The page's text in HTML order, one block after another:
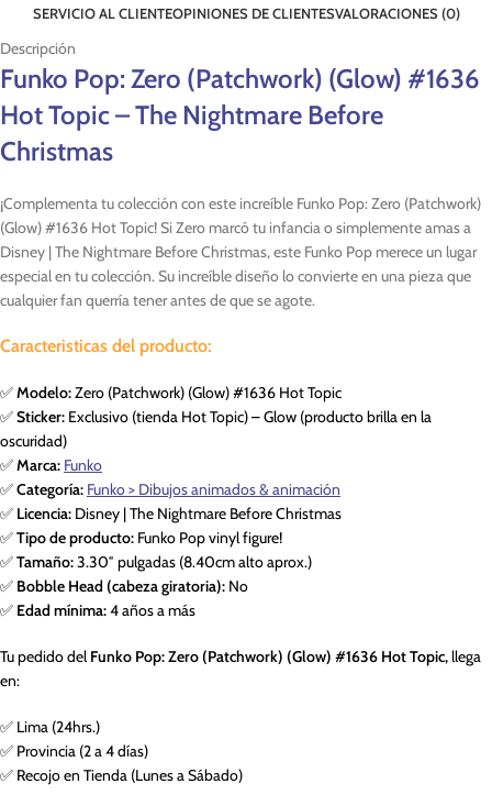
SERVICIO AL CLIENTEOPINIONES DE CLIENTESVALORACIONES (0)
Descripción
Funko Pop: Zero (Patchwork) (Glow) #1636
Hot Topic – The Nightmare Before
Christmas
¡Complementa tu colección con este increíble Funko Pop: Zero (Patchwork)
(Glow) #1636 Hot Topic! Si Zero marcó tu infancia o simplemente amas a
Disney | The Nightmare Before Christmas, este Funko Pop merece un lugar
especial en tu colección. Su increíble diseño lo convierte en una pieza que
cualquier fan querría tener antes de que se agote.
Caracteristicas del producto:
✅Modelo:Zero (Patchwork) (Glow) #1636 Hot Topic
✅Sticker: Exclusivo (tienda Hot Topic) – Glow (producto brilla en la
oscuridad)
✅Marca: Funko
✅Categoría: Funko > Dibujos animados & animación
✅ Licencia: Disney | The Nightmare Before Christmas
✅Tipo de producto: Funko Pop vinyl figure!
✅Tamaño:3.30″ pulgadas (8.40cm alto aprox.)
✅ Bobble Head (cabeza giratoria): No
✅ Edad mínima:4 años a más
Tu pedido delFunko Pop: Zero (Patchwork) (Glow) #1636 Hot Topic,llega
en:
✅ Lima (24hrs.)
✅ Provincia (2 a 4 días)
✅ Recojo en Tienda (Lunes a Sábado)